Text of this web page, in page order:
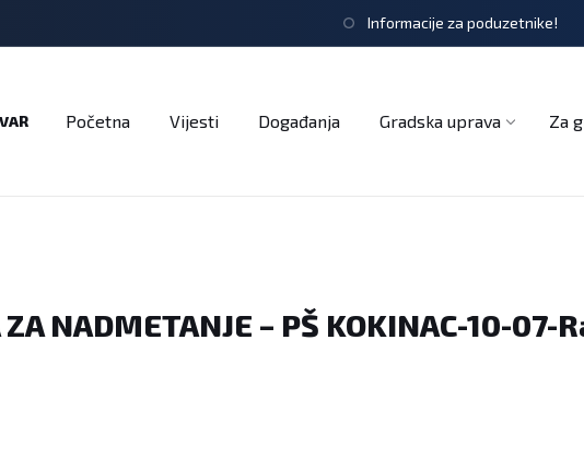
Informacije za poduzetnike!
Početna Vijesti Događanja Gradska uprava Za
NADMETANJE – PŠ KOKINAC-10-07-